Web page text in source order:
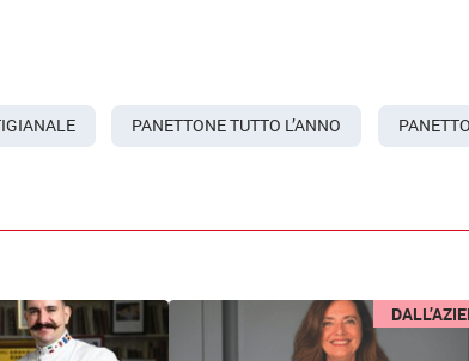
PANETTONE TUTTO L’ANNO